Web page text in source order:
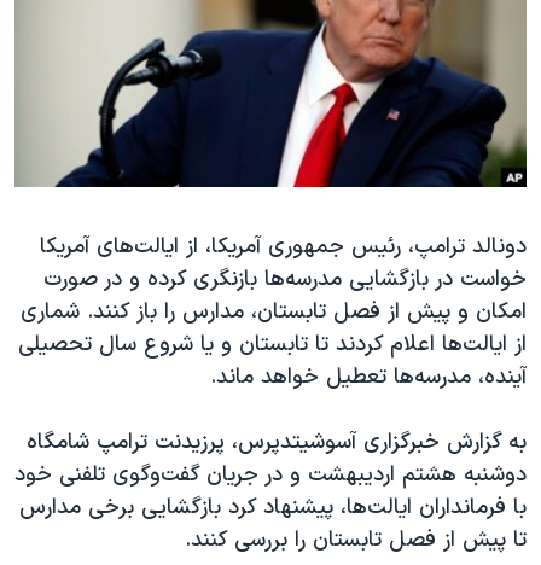
فرهنگ و زندگی
حقوق شهروندی
اقتصادی
علم و فناوری
گالری عکس
آرشیو پخش زنده
انتخابات ریاست جمهوری آمریکا ۲۰۲۴
حمله جمهوری اسلامی به اسرائیل
رمز مهسا
اعتراضات زن، زندگی، آزادی
مجموعه مستندهای دادخواهی
تریبونال مردمی آبان ۹۸
دادگاه حمید نوری
قانون شفافیت دارائی کادر رهبری ایران
اعتراضات مردمی آبان ۹۸
اسرائیل در جنگ
زبانهای مختلف
دونالد ترامپ، رئیس جمهوری آمریکا، از ایالت‌های آمریکا
خواست در بازگشایی مدرسه‌ها بازنگری کرده و در صورت
امکان و پیش از فصل تابستان، مدارس را باز کنند. شماری
از ایالت‌ها اعلام کردند تا تابستان و یا شروع سال تحصیلی
آینده، مدرسه‌ها تعطیل خواهد ماند.
به گزارش خبرگزاری آسوشیتدپرس، پرزیدنت ترامپ شامگاه
دوشنبه هشتم اردیبهشت و در جریان گفت‌وگوی تلفنی خود
با فرمانداران ایالت‌ها، پیشنهاد کرد بازگشایی برخی مدارس
تا پیش از فصل تابستان را بررسی کنند.